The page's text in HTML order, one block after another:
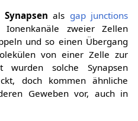
als gap junctions
Ionenkanäle zweier Zellen
und so einen Übergang
von einer Zelle zur
wurden solche Synapsen
doch kommen ähnliche
Geweben vor, auch in